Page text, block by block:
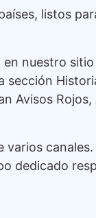
listos
nuestro
sección
Avisos Rojos,
varios
dedicado